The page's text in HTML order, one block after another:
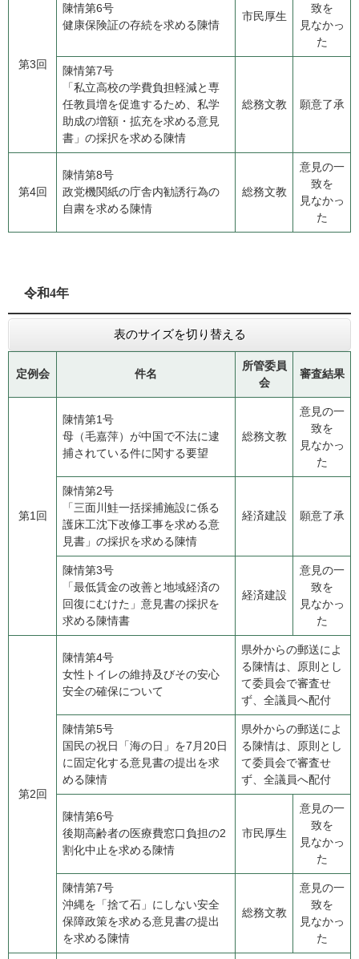
第3回
陳情第6号
​健康保険証の存続を求める陳情
市民厚生
致を
見なかっ
た
陳情第7号
​「私立高校の学費負担軽減と専
任教員増を促進するため、私学
助成の増額・拡充を求める意見
書」の採択を求める陳情
総務文教 願意了承
第4回
陳情第8号
​政党機関紙の庁舎内勧誘行為の
自粛を求める陳情
総務文教
意見の一
致を
見なかっ
た
令和4年
表のサイズを切り替える
定例会 件名
所管委員
会
審査結果
第1回
陳情第1号
母（毛嘉萍）​が中国で不法に逮
捕されている件に関する要望
総務文教
意見の一
致を
見なかっ
た
陳情第2号
「三面川鮭一括採捕施設に係る
護床工沈下改修工事を求める意
見書」の採択を求める陳情
経済建設 願意了承
陳情第3号
「最低賃金の改善と地域経済の
回復にむけた」意見書の採択を
求める陳情書
経済建設
意見の一
致を
見なかっ
た
第2回
陳情第4号
​女性トイレの維持及びその安心
安全の確保について
県外からの郵送によ
る陳情は、原則とし
て委員会で審査せ
ず、全議員へ配付
陳情第5号
国民の祝日「海の日」を7月20日
に固定化する意見書の提出を求
める陳情
県外からの郵送によ
る陳情は、原則とし
て委員会で審査せ
ず、全議員へ配付
陳情第6号
​後期高齢者の医療費窓口負担の2
割化中止を求める陳情
市民厚生
意見の一
致を
見なかっ
た
陳情第7号
​沖縄を「捨て石」にしない安全
保障政策を求める意見書の提出
を求める陳情
総務文教
意見の一
致を
見なかっ
た